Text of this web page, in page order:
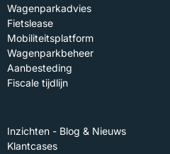
Wagenparkadvies
Fietslease
Mobiliteitsplatform
Wagenparkbeheer
Aanbesteding
Fiscale tijdlijn
Inzichten - Blog & Nieuws
Klantcases